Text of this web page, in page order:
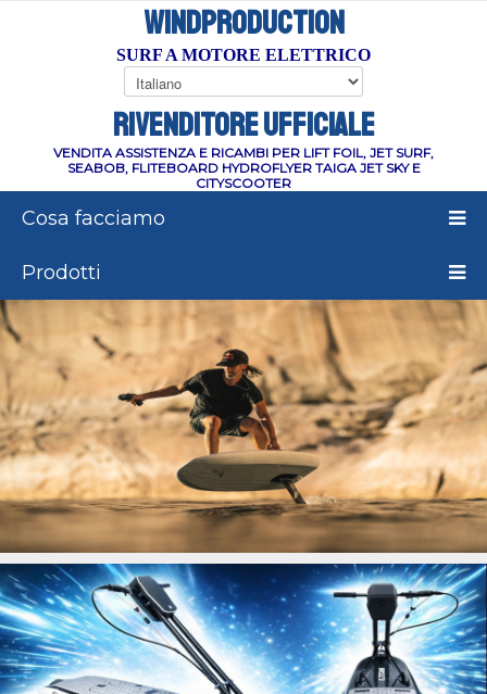
WINDPRODUCTION
SURF A MOTORE ELETTRICO
RIVENDITORE UFFICIALE
VENDITA ASSISTENZA E RICAMBI PER LIFT FOIL, JET SURF,
SEABOB, FLITEBOARD HYDROFLYER TAIGA JET SKY E
CITYSCOOTER
Cosa facciamo
Prodotti